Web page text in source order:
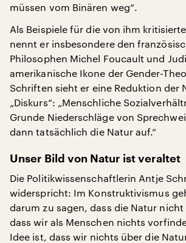
müssen vom Binären weg“.
Als Beispiele für die von ihm
nennt er insbesondere den
Philosophen Michel Foucault und
amerikanische Ikone der Gender-
Schriften sieht er eine Reduktion der
„Diskurs“: „Menschliche
Grunde Niederschläge von
dann tatsächlich die Natur auf.“
Unser Bild von Natur ist veraltet
Die Politikwissenschaftlerin Antje
widerspricht: Im Konstruktivismus
darum zu sagen, dass die Natur
dass wir als Menschen nichts
Idee ist, dass wir nichts über die